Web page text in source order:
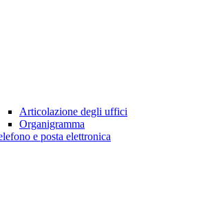
Articolazione degli uffici
Organigramma
e posta elettronica